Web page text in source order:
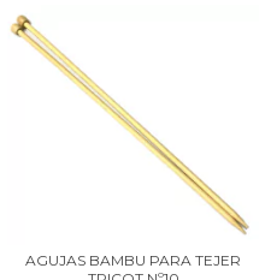
AGUJAS BAMBU PARA TEJER